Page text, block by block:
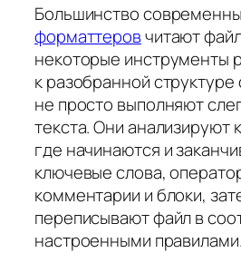
Большинство
форматтеровчитают
некоторые инструменты
к разобранной структуре
не просто выполняют
текста. Они анализируют
где начинаются и
ключевые слова,
комментарии и блоки,
переписывают файл в
настроенными правилами.